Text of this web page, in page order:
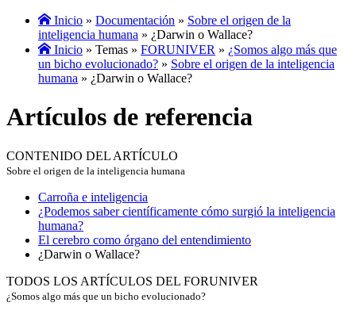
Inicio » Documentación » Sobre el origen de la
inteligencia humana » ¿Darwin o Wallace?
Inicio » Temas » FORUNIVER » ¿Somos algo más que
un bicho evolucionado? » Sobre el origen de la inteligencia
humana » ¿Darwin o Wallace?
Artículos de referencia
CONTENIDO DEL ARTÍCULO
Sobre el origen de la inteligencia humana
Carroña e inteligencia
¿Podemos saber científicamente cómo surgió la inteligencia
humana?
El cerebro como órgano del entendimiento
¿Darwin o Wallace?
TODOS LOS ARTÍCULOS DEL FORUNIVER
¿Somos algo más que un bicho evolucionado?